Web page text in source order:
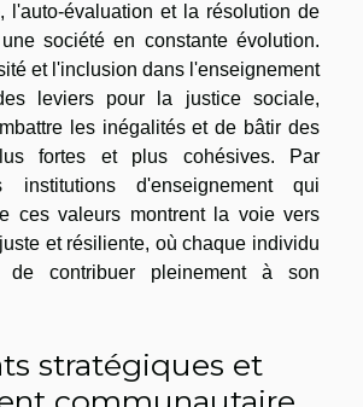
l'auto-évaluation et la résolution de
société en constante évolution.
et l'inclusion dans l'enseignement
leviers pour la justice sociale,
les inégalités et de bâtir des
fortes et plus cohésives. Par
institutions d'enseignement qui
ces valeurs montrent la voie vers
et résiliente, où chaque individu
contribuer pleinement à son
stratégiques et